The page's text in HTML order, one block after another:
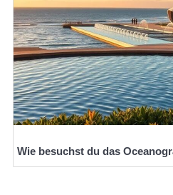
Wie besuchst du das